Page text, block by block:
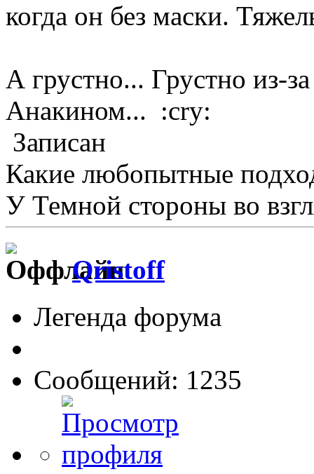
когда он без маски.
А грустно... Грустно из-
Анакином... :cry:
Записан
Какие любопытные
У Темной стороны во
Qristoff
Легенда форума
Сообщений: 1235